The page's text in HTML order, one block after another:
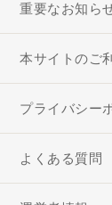
重要なお知ら
本サイトのご
プライバシー
よくある質問